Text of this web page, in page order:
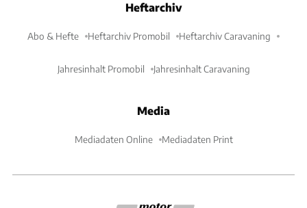
Heftarchiv
Abo & Hefte Heftarchiv Promobil Heftarchiv Caravaning
Jahresinhalt Promobil Jahresinhalt Caravaning
Media
Mediadaten Online Mediadaten Print